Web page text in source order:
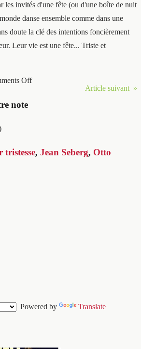
les invités d'une fête (ou d'une boîte de nuit
danse ensemble comme dans une
doute la clé des intentions foncièrement
Leur vie est une fête... Triste et
Article suivant »
Off
note
tristesse, Jean Seberg, Otto
Powered by Translate